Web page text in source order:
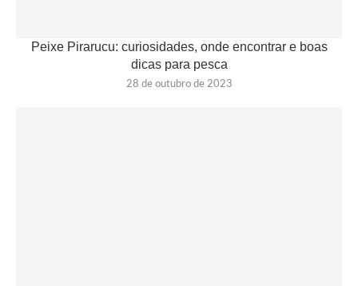
Peixe Pirarucu: curiosidades, onde encontrar e boas
dicas para pesca
28 de outubro de 2023